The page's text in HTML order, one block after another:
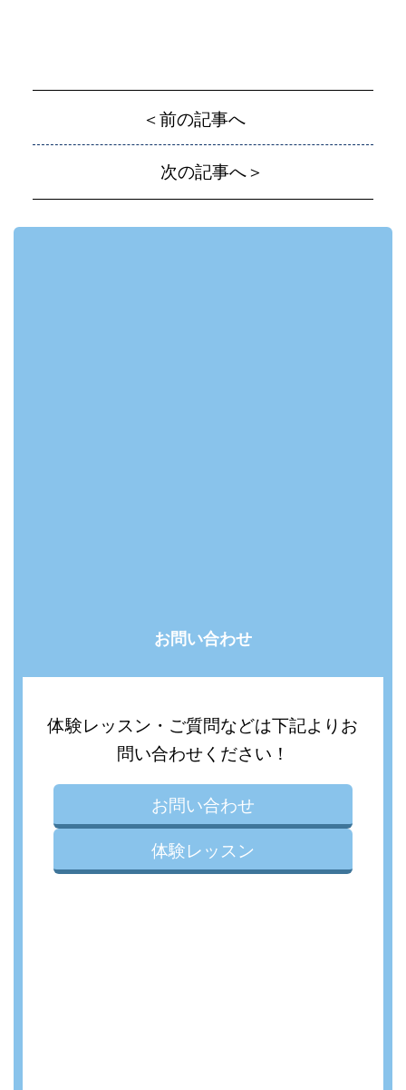
＜前の記事へ
次の記事へ＞
お問い合わせ
体験レッスン・ご質問などは下記よりお
問い合わせください！
お問い合わせ
体験レッスン